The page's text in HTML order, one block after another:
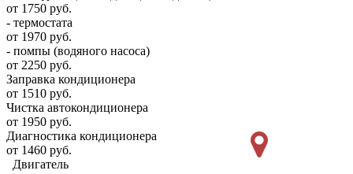
от 1750 руб.
- термостата
от 1970 руб.
- помпы (водяного насоса)
от 2250 руб.
Заправка кондиционера
от 1510 руб.
Чистка автокондиционера
от 1950 руб.
Диагностика кондиционера
от 1460 руб.
Двигатель